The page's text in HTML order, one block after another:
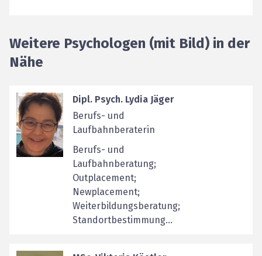
Weitere Psychologen (mit Bild) in der
Nähe
Dipl. Psych. Lydia Jäger
Berufs- und
Laufbahnberaterin
Berufs- und
Laufbahnberatung;
Outplacement;
Newplacement;
Weiterbildungsberatung;
Standortbestimmung...